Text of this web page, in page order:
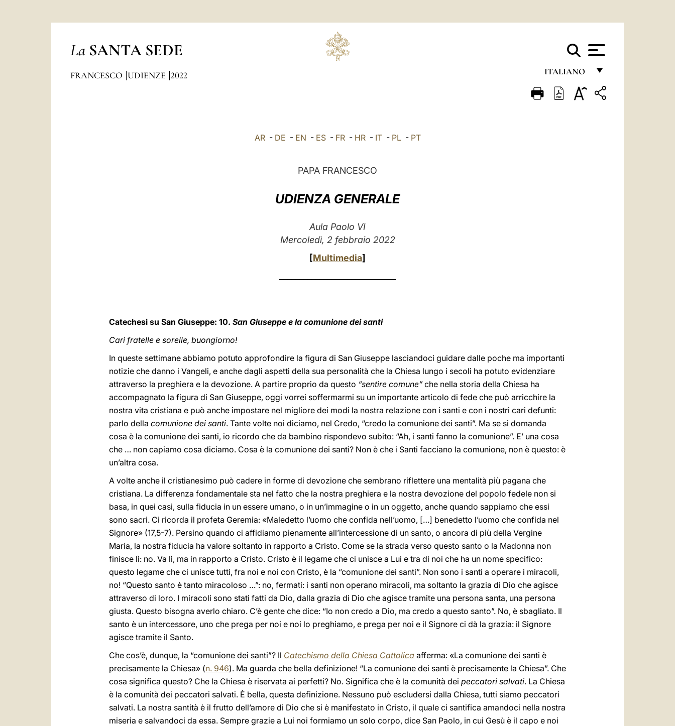
La SANTA SEDE
ITALIANO
FRANÇAIS
FRANCESCO UDIENZE 2022
AR- DE - EN - ES- FR- HR- IT- PL- PT
PAPA FRANCESCO
UDIENZA GENERALE
Aula Paolo VI
Mercoledì, 2 febbraio 2022
[Multimedia]
Catechesi su San Giuseppe: 10. San Giuseppe e la comunione dei santi
Cari fratelle e sorelle, buongiorno!
In queste settimane abbiamo potuto approfondire la figura di San Giuseppe lasciandoci guidare dalle poche ma importanti
notizie che danno i Vangeli, e anche dagli aspetti della sua personalità che la Chiesa lungo i secoli ha potuto evidenziare
attraverso la preghiera e la devozione. A partire proprio da questo “sentire comune”che nella storia della Chiesa ha
accompagnato la figura di San Giuseppe, oggi vorrei soffermarmi su un importante articolo di fede che può arricchire la
nostra vita cristiana e può anche impostare nel migliore dei modi la nostra relazione con i santi e con i nostri cari defunti:
parlo della comunione dei santi. Tante volte noi diciamo, nel Credo, “credo la comunione dei santi”. Ma se si domanda
cosa è la comunione dei santi, io ricordo che da bambino rispondevo subito: “Ah, i santi fanno la comunione”. E’ una cosa
che … non capiamo cosa diciamo. Cosa è la comunione dei santi? Non è che i Santi facciano la comunione, non è questo: è
un’altra cosa.
A volte anche il cristianesimo può cadere in forme di devozione che sembrano riflettere una mentalità più pagana che
cristiana. La differenza fondamentale sta nel fatto che la nostra preghiera e la nostra devozione del popolo fedele non si
basa, in quei casi, sulla fiducia in un essere umano, o in un’immagine o in un oggetto, anche quando sappiamo che essi
sono sacri. Ci ricorda il profeta Geremia: «Maledetto l’uomo che confida nell’uomo, […] benedetto l’uomo che confida nel
Signore» (17,5-7). Persino quando ci affidiamo pienamente all’intercessione di un santo, o ancora di più della Vergine
Maria, la nostra fiducia ha valore soltanto in rapporto a Cristo. Come se la strada verso questo santo o la Madonna non
finisce lì: no. Va lì, ma in rapporto a Cristo. Cristo è il legame che ci unisce a Lui e tra di noi che ha un nome specifico:
questo legame che ci unisce tutti, fra noi e noi con Cristo, è la “comunione dei santi”. Non sono i santi a operare i miracoli,
no! “Questo santo è tanto miracoloso …”: no, fermati: i santi non operano miracoli, ma soltanto la grazia di Dio che agisce
attraverso di loro. I miracoli sono stati fatti da Dio, dalla grazia di Dio che agisce tramite una persona santa, una persona
giusta. Questo bisogna averlo chiaro. C’è gente che dice: “Io non credo a Dio, ma credo a questo santo”. No, è sbagliato. Il
santo è un intercessore, uno che prega per noi e noi lo preghiamo, e prega per noi e il Signore ci dà la grazia: il Signore
agisce tramite il Santo.
Che cos’è, dunque, la “comunione dei santi”? Il Catechismo della Chiesa Cattolica afferma: «La comunione dei santi è
precisamente la Chiesa» (n. 946). Ma guarda che bella definizione! “La comunione dei santi è precisamente la Chiesa”. Che
cosa significa questo? Che la Chiesa è riservata ai perfetti? No. Significa che è la comunità dei peccatori salvati. La Chiesa
è la comunità dei peccatori salvati. È bella, questa definizione. Nessuno può escludersi dalla Chiesa, tutti siamo peccatori
salvati. La nostra santità è il frutto dell’amore di Dio che si è manifestato in Cristo, il quale ci santifica amandoci nella nostra
miseria e salvandoci da essa. Sempre grazie a Lui noi formiamo un solo corpo, dice San Paolo, in cui Gesù è il capo e noi